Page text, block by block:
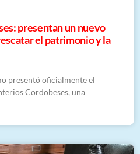
presentan un nuevo
el patrimonio y la
presentó oficialmente el
Cordobeses, una